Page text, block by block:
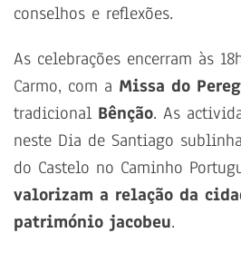
conselhos e reflexões.
As celebrações encerram às
Carmo, com a Missa do
tradicional Bênção. As
neste Dia de Santiago
do Castelo no Caminho
valorizam a relação da
património jacobeu.